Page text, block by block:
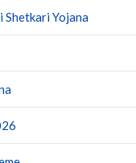
Shetkari Yojana